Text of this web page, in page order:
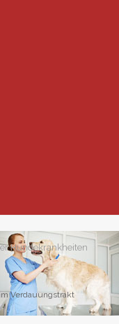
Hundekrankheiten
Verdauungstrakt